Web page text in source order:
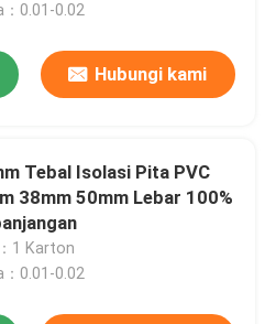
：0.01-0.02
Hubungi kami
Tebal Isolasi Pita PVC
38mm 50mm Lebar 100%
1 Karton
：0.01-0.02